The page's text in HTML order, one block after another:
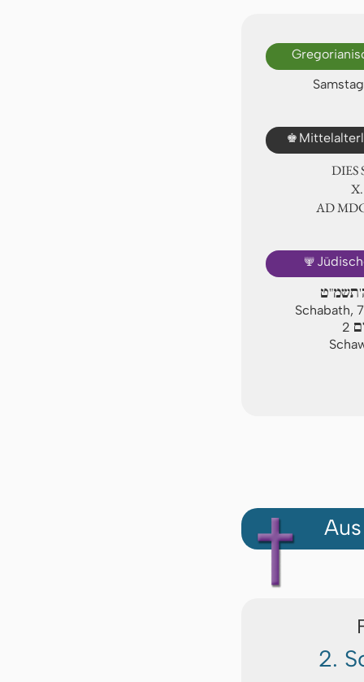
♚
DIES
AD
🕎
Schabath,
2
2.